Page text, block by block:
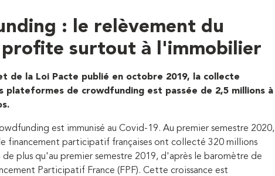
: le relèvement du
surtout à l'immobilier
de la Loi Pacte publié en octobre 2019, la collecte
plateformes de crowdfunding est passée de 2,5 millions à
est immunisé au Covid-19. Au premier semestre 2020,
financement participatif françaises ont collecté 320 millions
plus qu'au premier semestre 2019, d'après le baromètre de
Participatif France (FPF). Cette croissance est